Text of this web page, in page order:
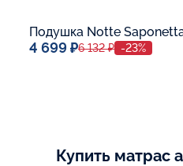
Подушка Notte
4 699 ₽6 132 ₽ -23%
Купить матрас